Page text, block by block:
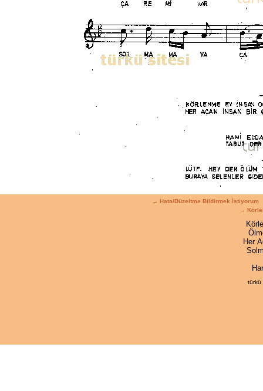
→ Hata/Düzeltme Bildirmek İstiyorum
→
Her
türkü